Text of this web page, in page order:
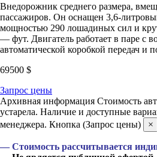
Внедорожник среднего размера,
пассажиров. Он оснащен 3,6-
мощностью 290 лошадиных сил и
— фут. Двигатель работает в паре с
автоматической коробкой передач и
69500 $
Запрос цены
Архивная информация Стоимость
устарела. Наличие и доступные
менеджера. Кнопка (Запрос цены)
×
— Стоимость рассчитывается